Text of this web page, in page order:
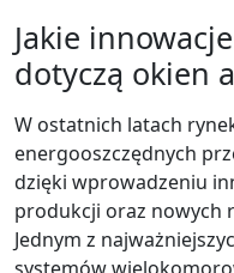
Jakie
dotyczą okien
W ostatnich latach
energooszczędnych
dzięki wprowadzeniu
produkcji oraz nowych
Jednym z